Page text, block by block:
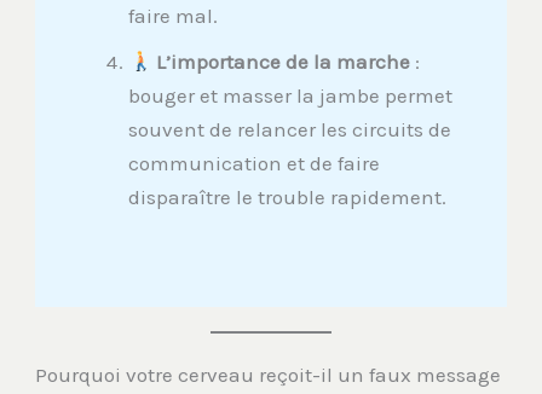
faire mal.
L’importance de la marche :
bouger et masser la jambe permet
souvent de relancer les circuits de
communication et de faire
disparaître le trouble rapidement.
Pourquoi votre cerveau reçoit-il un faux message